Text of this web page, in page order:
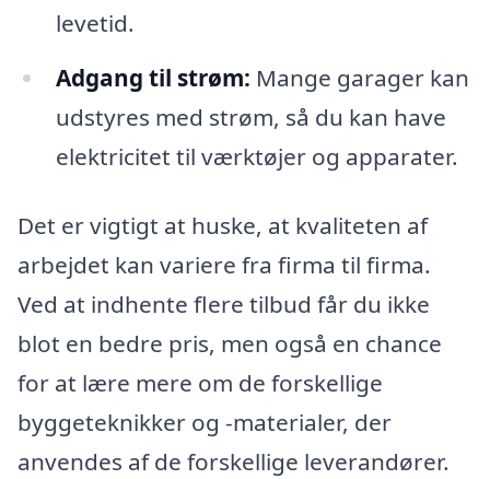
levetid.
Adgang til strøm: Mange garager kan
udstyres med strøm, så du kan have
elektricitet til værktøjer og apparater.
Det er vigtigt at huske, at kvaliteten af
arbejdet kan variere fra firma til firma.
Ved at indhente flere tilbud får du ikke
blot en bedre pris, men også en chance
for at lære mere om de forskellige
byggeteknikker og -materialer, der
anvendes af de forskellige leverandører.